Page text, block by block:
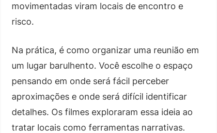
movimentadas viram locais de encontro e
risco.
Na prática, é como organizar uma reunião em
um lugar barulhento. Você escolhe o espaço
pensando em onde será fácil perceber
aproximações e onde será difícil identificar
detalhes. Os filmes exploraram essa ideia ao
tratar locais como ferramentas narrativas.